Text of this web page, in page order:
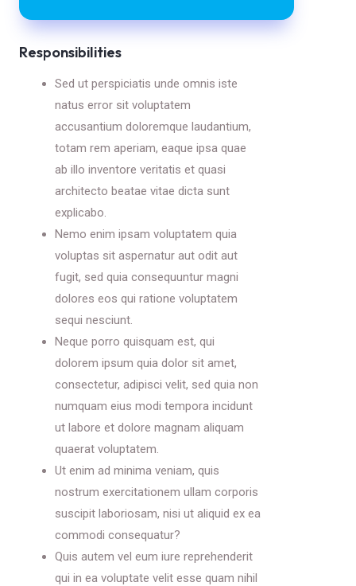
Responsibilities
Sed ut perspiciatis unde omnis iste
natus error sit voluptatem
accusantium doloremque laudantium,
totam rem aperiam, eaque ipsa quae
ab illo inventore veritatis et quasi
architecto beatae vitae dicta sunt
explicabo.
Nemo enim ipsam voluptatem quia
voluptas sit aspernatur aut odit aut
fugit, sed quia consequuntur magni
dolores eos qui ratione voluptatem
sequi nesciunt.
Neque porro quisquam est, qui
dolorem ipsum quia dolor sit amet,
consectetur, adipisci velit, sed quia non
numquam eius modi tempora incidunt
ut labore et dolore magnam aliquam
quaerat voluptatem.
Ut enim ad minima veniam, quis
nostrum exercitationem ullam corporis
suscipit laboriosam, nisi ut aliquid ex ea
commodi consequatur?
Quis autem vel eum iure reprehenderit
qui in ea voluptate velit esse quam nihil